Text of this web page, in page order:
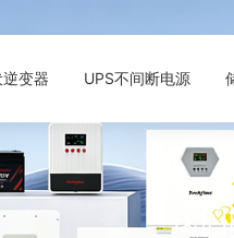
变器 UPS不间断电源
我们